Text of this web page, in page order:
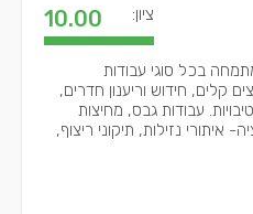
ציון: 10.00
בכל סוגי עבודות
קלים, חידוש וריענון חדרים,
עבודות גבס, מחיצות
איתורי נזילות, תיקוני ריצוף,